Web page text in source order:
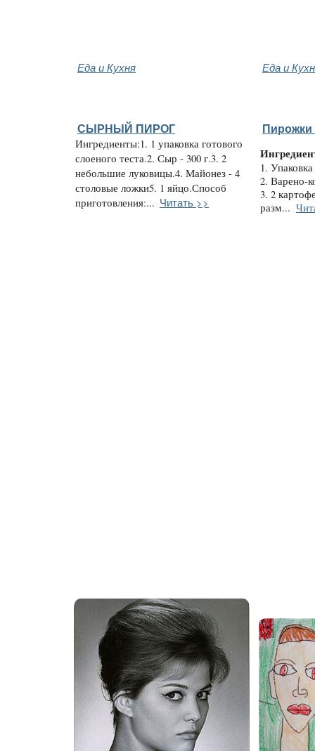
Еда и Кухня Еда и
СЫРНЫЙ ПИРОГ
Ингредиенты:1. 1 упаковка готового
слоеного теста.2. Сыр - 300 г.3. 2
небольшие луковицы.4. Майонез - 4
столовые ложки5. 1 яйцо.Способ
приготовления:... Читать >>
Пирожки
1.
2. Варено-
3. 2
разм...